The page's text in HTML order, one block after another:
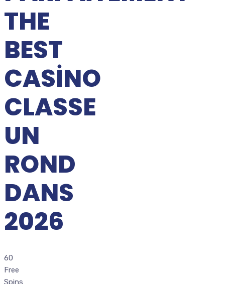
THE
BEST
CASINO
CLASSE
UN
ROND
DANS
2026
60
Free
Spins